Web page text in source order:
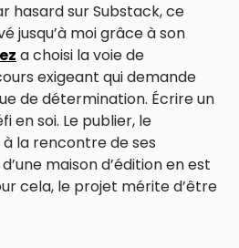
hasard sur Substack, ce
jusqu’à moi grâce à son
a choisi la voie de
exigeant qui demande
de détermination. Écrire un
en soi. Le publier, le
la rencontre de ses
maison d’édition en est
cela, le projet mérite d’être